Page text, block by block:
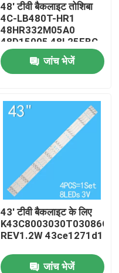
48' टीवी बैकलाइट तोशिबा
4C-LB480T-HR1
48HR332M05A0
48D15005 48L25EBC
48L26CMC 48L2600C
48L2500C के लिए
जांच भेजें
43' टीवी बैकलाइट के लिए
K43C8003030T03086C9-
REV1.2W 43ce1271d1
जांच भेजें